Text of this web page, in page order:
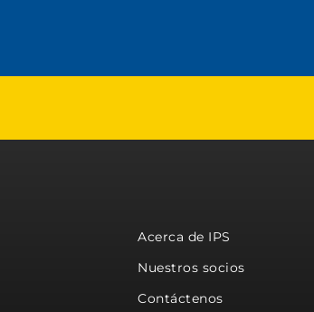
Acerca de IPS
Nuestros socios
Contáctenos